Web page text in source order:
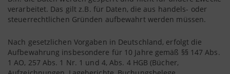
verarbeitet. Das gilt z.B. für Daten, die aus handels- oder
steuerrechtlichen Gründen aufbewahrt werden müssen.
Nach gesetzlichen Vorgaben in Deutschland, erfolgt die
Aufbewahrung insbesondere für 10 Jahre gemäß §§ 147 Abs.
1 AO, 257 Abs. 1 Nr. 1 und 4, Abs. 4 HGB (Bücher,